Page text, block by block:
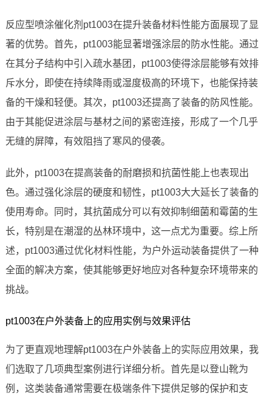
反应型喷涂催化剂pt1003在提升装备材料性能方面展现了显
著的优势。首先，pt1003能显著增强涂层的防水性能。通过
在其分子结构中引入疏水基团，pt1003使得涂层能够有效排
斥水分，即使在持续降雨或湿度极高的环境下，也能保持装
备的干燥和轻便。其次，pt1003还提高了装备的防风性能。
由于其能促进涂层与基材之间的紧密连接，形成了一个几乎
无缝的屏障，有效阻挡了寒风的侵袭。
此外，pt1003在提高装备的耐磨损和抗菌性能上也表现出
色。通过强化涂层的硬度和韧性，pt1003大大延长了装备的
使用寿命。同时，其抗菌成分可以有效抑制细菌和霉菌的生
长，特别是在潮湿的丛林环境中，这一点尤为重要。综上所
述，pt1003通过优化材料性能，为户外运动装备提供了一种
全面的解决方案，使其能够更好地应对各种复杂环境带来的
挑战。
pt1003在户外装备上的应用实例与效果评估
为了更直观地理解pt1003在户外装备上的实际应用效果，我
们选取了几项典型案例进行详细分析。首先是以登山靴为
例，这类装备通常需要在极端条件下提供足够的保护和支